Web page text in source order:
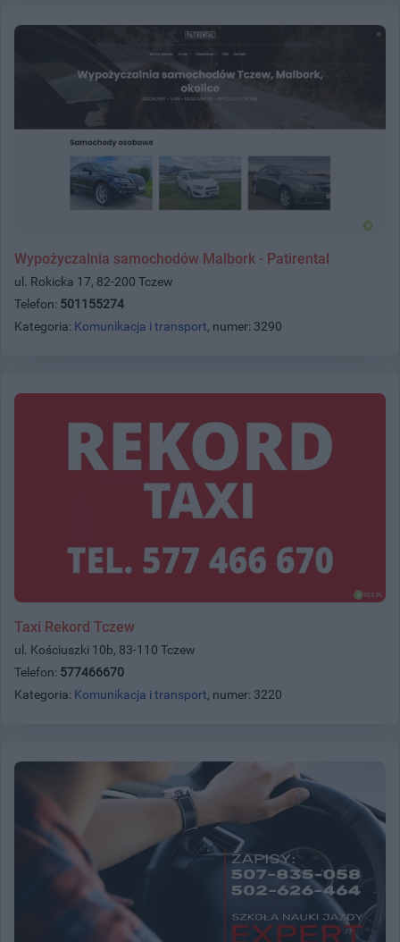
Wypożyczalnia samochodów Malbork - Patirental
ul. Rokicka 17, 82-200 Tczew
Telefon: 501155274
Kategoria: Komunikacja i transport, numer: 3290
Taxi Rekord Tczew
ul. Kościuszki 10b, 83-110 Tczew
Telefon: 577466670
Kategoria: Komunikacja i transport, numer: 3220